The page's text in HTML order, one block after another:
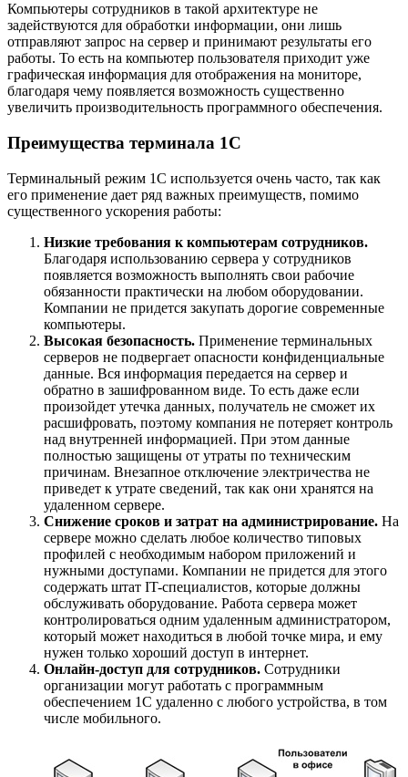
Компьютеры сотрудников в такой архитектуре не
задействуются для обработки информации, они лишь
отправляют запрос на сервер и принимают результаты его
работы. То есть на компьютер пользователя приходит уже
графическая информация для отображения на мониторе,
благодаря чему появляется возможность существенно
увеличить производительность программного обеспечения.
Преимущества терминала 1С
Терминальный режим 1С используется очень часто, так как
его применение дает ряд важных преимуществ, помимо
существенного ускорения работы:
Низкие требования к компьютерам сотрудников.
Благодаря использованию сервера у сотрудников
появляется возможность выполнять свои рабочие
обязанности практически на любом оборудовании.
Компании не придется закупать дорогие современные
компьютеры.
Высокая безопасность. Применение терминальных
серверов не подвергает опасности конфиденциальные
данные. Вся информация передается на сервер и
обратно в зашифрованном виде. То есть даже если
произойдет утечка данных, получатель не сможет их
расшифровать, поэтому компания не потеряет контроль
над внутренней информацией. При этом данные
полностью защищены от утраты по техническим
причинам. Внезапное отключение электричества не
приведет к утрате сведений, так как они хранятся на
удаленном сервере.
Снижение сроков и затрат на администрирование. На
сервере можно сделать любое количество типовых
профилей с необходимым набором приложений и
нужными доступами. Компании не придется для этого
содержать штат IT-специалистов, которые должны
обслуживать оборудование. Работа сервера может
контролироваться одним удаленным администратором,
который может находиться в любой точке мира, и ему
нужен только хороший доступ в интернет.
Онлайн-доступ для сотрудников. Сотрудники
организации могут работать с программным
обеспечением 1С удаленно с любого устройства, в том
числе мобильного.